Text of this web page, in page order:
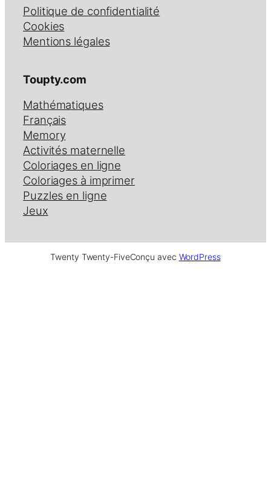
Politique de confidentialité
Cookies
Mentions légales
Toupty.com
Mathématiques
Français
Memory
Activités maternelle
Coloriages en ligne
Coloriages à imprimer
Puzzles en ligne
Jeux
Twenty Twenty-FiveConçu avec WordPress